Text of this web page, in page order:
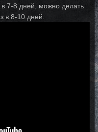
в 7-8 дней, можно делать
в 8-10 дней.